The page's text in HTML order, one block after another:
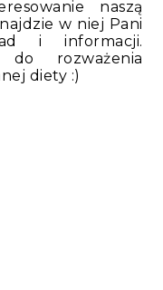
naszą
w niej Pani
i informacji.
do rozważenia
diety :)